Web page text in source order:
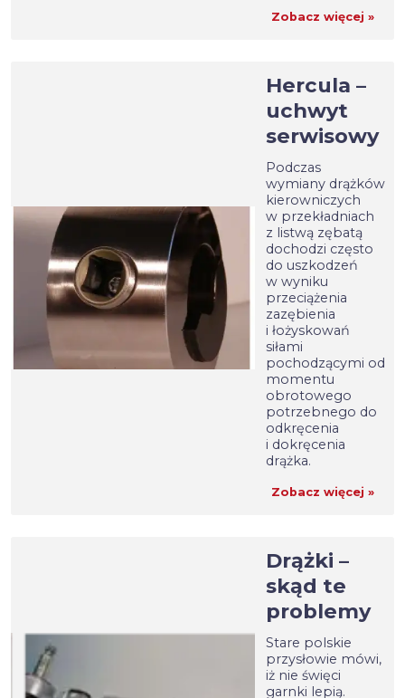
Zobacz więcej »
Hercula –
uchwyt
serwisowy
Podczas
wymiany drążków
kierowniczych
w przekładniach
z listwą zębatą
dochodzi często
do uszkodzeń
w wyniku
przeciążenia
zazębienia
i łożyskowań
siłami
pochodzącymi od
momentu
obrotowego
potrzebnego do
odkręcenia
i dokręcenia
drążka.
Zobacz więcej »
Drążki –
skąd te
problemy
Stare polskie
przysłowie mówi,
iż nie święci
garnki lepią.